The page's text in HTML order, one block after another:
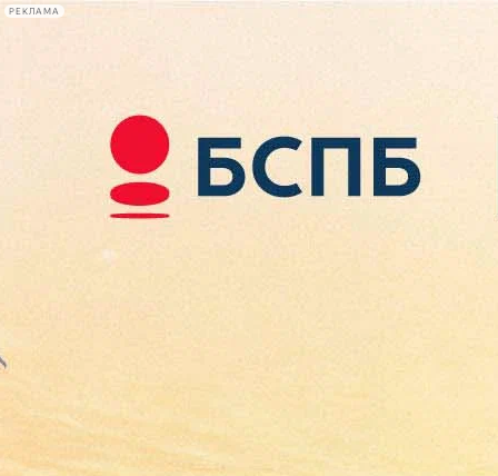
РЕКЛАМА
Сегодня:
2026.08.08
16:20
Афиша Plus